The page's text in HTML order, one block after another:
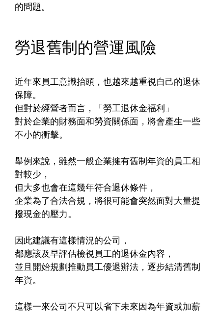
的問題。​
勞退舊制的營運風險​
近年來員工意識抬頭，也越來越重視自己的退休
保障。​
但對於經營者而言，「勞工退休金福利」​
對於企業的財務面和勞資關係面，將會產生一些
不小的衝擊。​
舉例來說，雖然一般企業擁有舊制年資的員工相
對較少，​
但大多也會在這幾年符合退休條件，​
企業為了合法合規，將很可能會突然面對大量提
撥現金的壓力。​
因此建議有這樣情況的公司，​
都應該及早評估檢視員工的退休金內容，​
並且開始規劃推動員工優退辦法，逐步結清舊制
年資。​
這樣一來公司不只可以省下未來因為年資或加薪